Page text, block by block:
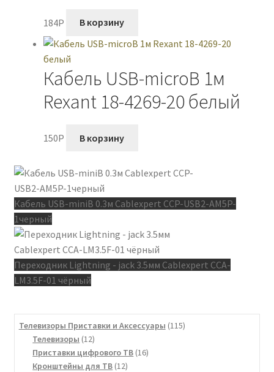
184P В корзину
Кабель USB-microB 1м
Rexant 18-4269-20 белый
150P В корзину
Кабель USB-miniB 0.3м Cablexpert CCP-USB2-AM5P-
1черный
Переходник Lightning - jack 3.5мм Cablexpert CCA-
LM3.5F-01 чёрный
Телевизоры Приставки и Аксессуары 115115
Телевизоры 1212
товаров
Приставки цифрового ТВ 1616
Кронштейны для ТВ 1212